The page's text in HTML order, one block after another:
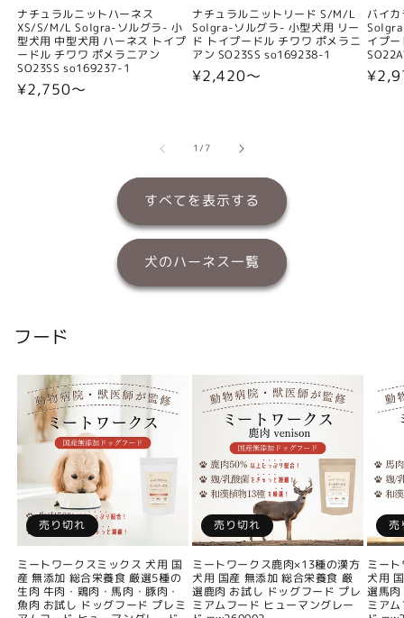
ナチュラルニットハーネス
XS/S/M/L Solgra-ソルグラ- 小
型犬用 中型犬用 ハーネス トイプ
ードル チワワ ポメラニアン
SO23SS so169237-1
通
¥2,750〜
ナチュラルニットリード S/M/L
Solgra-ソルグラ- 小型犬用 リー
ド トイプードル チワワ ポメラニ
アン SO23SS so169238-1
通
¥2,420〜
バイ
イプ
通
1/の
7
すべてを表示する
犬のハーネス一覧
フード
売り切れ
ミートワークスミックス 犬用 国
産 無添加 総合栄養食 厳選5種の
生肉 牛肉・鶏肉・馬肉・豚肉・
魚肉 お試し ドッグフード プレミ
売り切れ
ミートワークス鹿肉×13種の漢方
犬用 国産 無添加 総合栄養食 厳
選鹿肉 お試し ドッグフード プレ
ミアムフード ヒューマングレー
売
ミー
犬用
選馬
ミア